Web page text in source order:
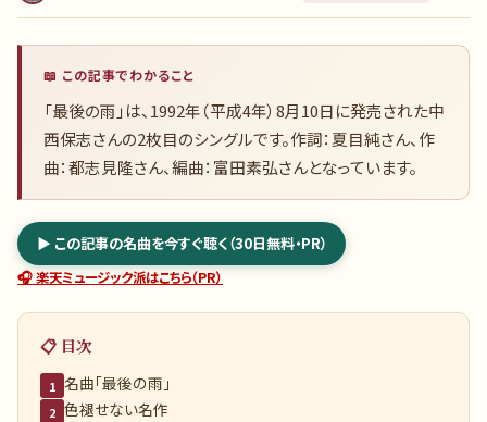
📖 この記事でわかること
「最後の雨」は、1992年（平成4年）8月10日に発売された中
西保志さんの2枚目のシングルです。作詞：夏目純さん、作
曲：都志見隆さん、編曲：富田素弘さんとなっています。
▶ この記事の名曲を今すぐ聴く（30日無料・PR）
🎧 楽天ミュージック派はこちら（PR）
📋 目次
1 名曲「最後の雨」
2 色褪せない名作